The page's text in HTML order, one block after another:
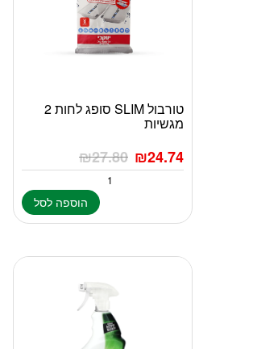
טורבול SLIM סופג לחות 2
מגשיות
₪27.80 ₪24.74
הוספה לסל